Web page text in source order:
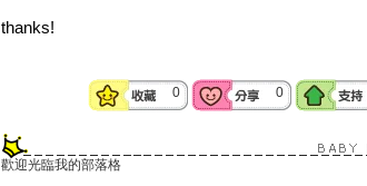
thanks!
0 0
歡迎光臨我的部落格